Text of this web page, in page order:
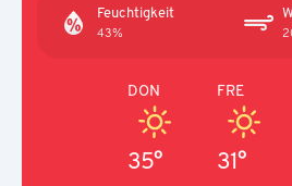
Feuchtigkeit
43%
DON
35°
FRE
31°